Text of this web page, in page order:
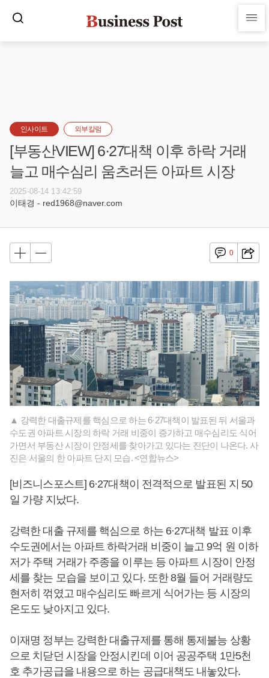
인사이트 외부칼럼
[부동산VIEW] 6·27대책 이후 하락 거래
늘고 매수심리 움츠러든 아파트 시장
2025-08-14 13:42:59
이태경 - red1968@naver.com
0
▲ 강력한 대출규제를 핵심으로 하는 6·27대책이 발표된 뒤 서울과
수도권 아파트 시장의 하락 거래 비중이 증가하고 매수심리도 식어
가면서 부동산 시장이 안정세를 찾아가고 있다는 진단이 나온다. 사
진은 서울의 한 아파트 단지 모습. <연합뉴스>
[비즈니스포스트] 6·27대책이 전격적으로 발표된 지 50
일 가량 지났다.
강력한 대출 규제를 핵심으로 하는 6·27대책 발표 이후
수도권에서는 아파트 하락거래 비중이 늘고 9억 원 이하
저가 주택 거래가 주종을 이루는 등 아파트 시장이 안정
세를 찾는 모습을 보이고 있다. 또한 8월 들어 거래량도
현저히 꺾였고 매수심리도 빠르게 식어가는 등 시장의
온도도 낮아지고 있다.
이재명 정부는 강력한 대출규제를 통해 통제불능 상황
으로 치닫던 시장을 안정시킨데 이어 공공주택 1만5천
호 추가공급을 내용으로 하는 공급대책도 내놓았다.